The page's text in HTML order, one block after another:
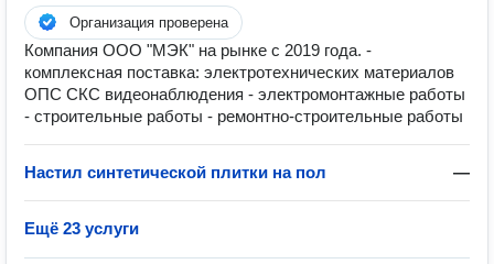
Организация проверена
Компания ООО "МЭК" на рынке с 2019 года. -
комплексная поставка: электротехнических материалов
ОПС СКС видеонаблюдения - электромонтажные работы
- строительные работы - ремонтно-строительные работы
Настил синтетической плитки на пол —
Ещё 23 услуги